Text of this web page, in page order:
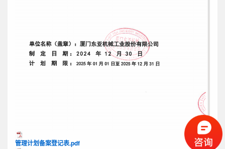
管理计划备案登记表.pdf